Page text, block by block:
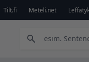
Tilt.fi Meteli.net